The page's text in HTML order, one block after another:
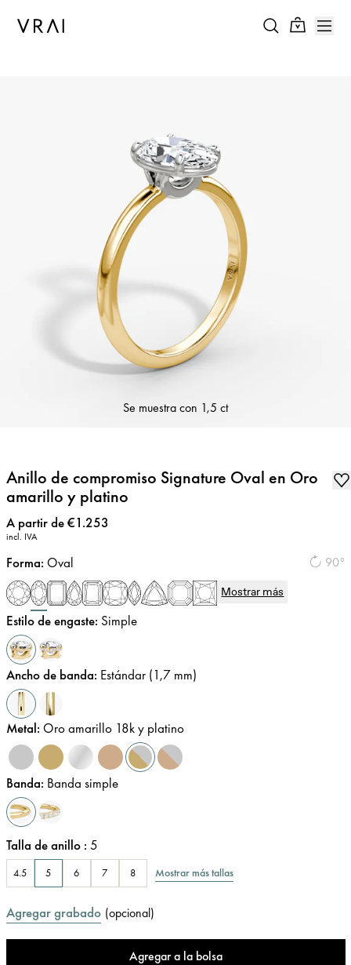
Se muestra con 1,5 ct
Anillo de compromiso Signature Oval en Oro
amarillo y platino
Precio:
A partir de €1.253
incl. IVA
90°
Forma: Oval
Mostrar más
Estilo de engaste: Simple
Ancho de banda: Estándar (1,7 mm)
Metal: Oro amarillo 18k y platino
Banda: Banda simple
Talla de anillo : 5
4.5 5 6 7 8 Mostrar más tallas
Agregar grabado (opcional)
Agregar a la bolsa